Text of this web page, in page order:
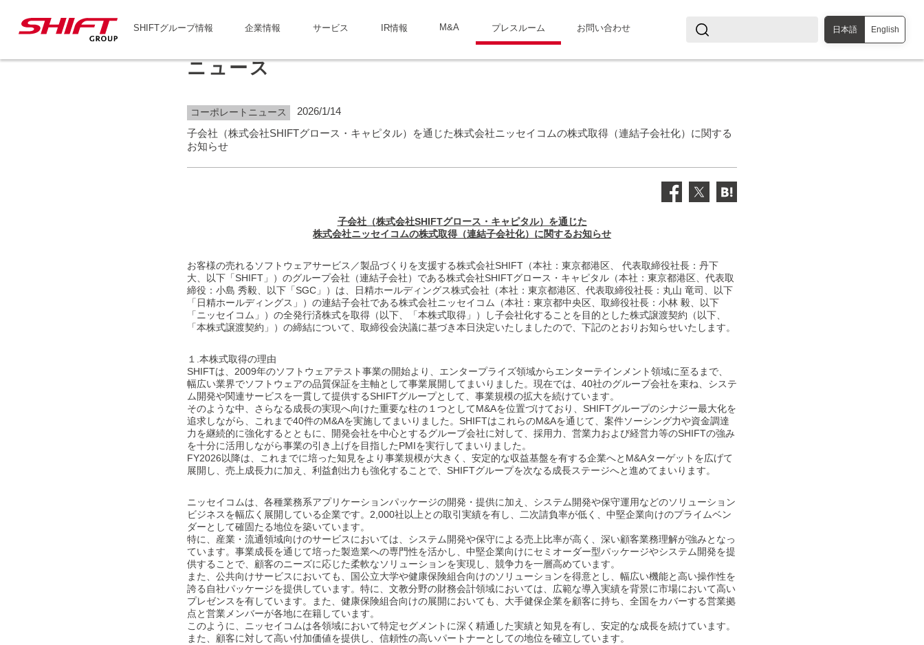
日本語 English
SHIFTグループ情報 企業情報 サービス IR情報 M&A プレスルーム お問い合わせ
ニュース
コーポレートニュース
2026/1/14
子会社（株式会社SHIFTグロース・キャピタル）を通じた株式会社ニッセイコムの株式取得（連結子会社化）に関する
お知らせ
子会社（株式会社SHIFTグロース・キャピタル）を通じた
株式会社ニッセイコムの株式取得（連結子会社化）に関するお知らせ
お客様の売れるソフトウェアサービス／製品づくりを支援する株式会社SHIFT（本社：東京都港区、 代表取締役社長：丹下
大、以下「SHIFT」）のグループ会社（連結子会社）である株式会社SHIFTグロース・キャピタル（本社：東京都港区、代表取
締役：小島 秀毅、以下「SGC」）は、日精ホールディングス株式会社（本社：東京都港区、代表取締役社長：丸山 竜司、以下
「日精ホールディングス」）の連結子会社である株式会社ニッセイコム（本社：東京都中央区、取締役社長：小林 毅、以下
「ニッセイコム」）の全発行済株式を取得（以下、「本株式取得」）し子会社化することを目的とした株式譲渡契約（以下、
「本株式譲渡契約」）の締結について、取締役会決議に基づき本日決定いたしましたので、下記のとおりお知らせいたします。
１.本株式取得の理由
SHIFTは、2009年のソフトウェアテスト事業の開始より、エンタープライズ領域からエンターテインメント領域に至るまで、
幅広い業界でソフトウェアの品質保証を主軸として事業展開してまいりました。現在では、40社のグループ会社を束ね、システ
ム開発や関連サービスを一貫して提供するSHIFTグループとして、事業規模の拡大を続けています。
そのような中、さらなる成長の実現へ向けた重要な柱の１つとしてM&Aを位置づけており、SHIFTグループのシナジー最大化を
追求しながら、これまで40件のM&Aを実施してまいりました。SHIFTはこれらのM&Aを通じて、案件ソーシング力や資金調達
力を継続的に強化するとともに、開発会社を中心とするグループ会社に対して、採用力、営業力および経営力等のSHIFTの強み
を十分に活用しながら事業の引き上げを目指したPMIを実行してまいりました。
FY2026以降は、これまでに培った知見をより事業規模が大きく、安定的な収益基盤を有する企業へとM&Aターゲットを広げて
展開し、売上成長力に加え、利益創出力も強化することで、SHIFTグループを次なる成長ステージへと進めてまいります。
ニッセイコムは、各種業務系アプリケーションパッケージの開発・提供に加え、システム開発や保守運用などのソリューション
ビジネスを幅広く展開している企業です。2,000社以上との取引実績を有し、二次請負率が低く、中堅企業向けのプライムベン
ダーとして確固たる地位を築いています。
特に、産業・流通領域向けのサービスにおいては、システム開発や保守による売上比率が高く、深い顧客業務理解が強みとなっ
ています。事業成長を通じて培った製造業への専門性を活かし、中堅企業向けにセミオーダー型パッケージやシステム開発を提
供することで、顧客のニーズに応じた柔軟なソリューションを実現し、競争力を一層高めています。
また、公共向けサービスにおいても、国公立大学や健康保険組合向けのソリューションを得意とし、幅広い機能と高い操作性を
誇る自社パッケージを提供しています。特に、文教分野の財務会計領域においては、広範な導入実績を背景に市場において高い
プレゼンスを有しています。また、健康保険組合向けの展開においても、大手健保企業を顧客に持ち、全国をカバーする営業拠
点と営業メンバーが各地に在籍しています。
このように、ニッセイコムは各領域において特定セグメントに深く精通した実績と知見を有し、安定的な成長を続けています。
また、顧客に対して高い付加価値を提供し、信頼性の高いパートナーとしての地位を確立しています。